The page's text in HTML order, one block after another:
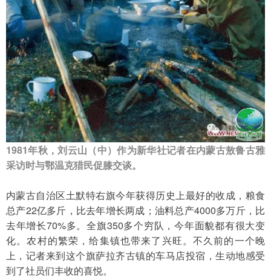
1981年秋，刘云山（中）作为新华社记者在内蒙古敖鲁古雅
采访时与鄂温克猎民促膝交谈。
内蒙古自治区土默特右旗今年获得历史上最好的收成，粮食
总产22亿多斤，比去年增长两成；油料总产4000多万斤，比
去年增长70%多。全旗350多个穷队，今年面貌都有很大变
化。农村的繁荣，给集镇也带来了兴旺。不久前的一个晚
上，记者来到这个旗萨拉齐古镇的车马店投宿，生动地感受
到了社员们丰收的喜悦。